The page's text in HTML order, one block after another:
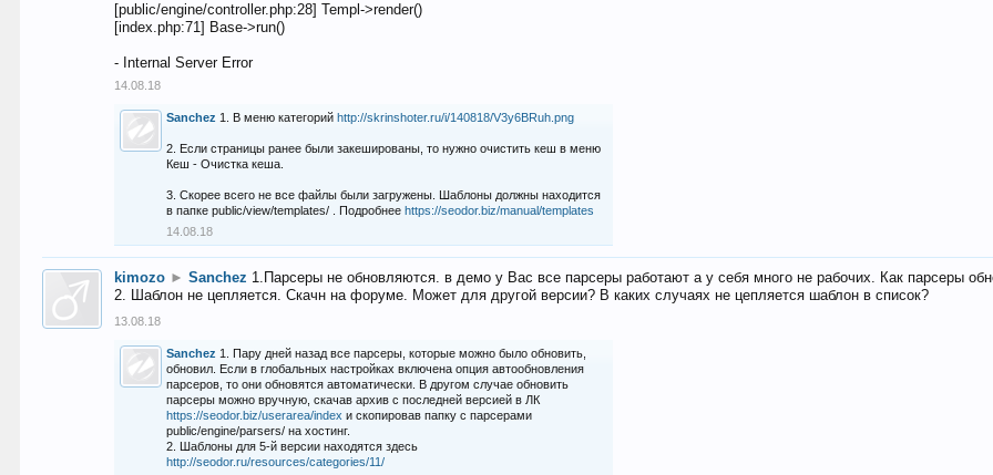
[public/engine/controller.php:28] Templ->render()
[index.php:71] Base->run()
- Internal Server Error
14.08.18
Sanchez 1. В меню категорийhttp://skrinshoter.ru/i/140818/V3y6BRuh.png
2. Если страницы ранее были закешированы, то нужно очистить кеш в меню
Кеш - Очистка кеша.
3. Скорее всего не все файлы были загружены. Шаблоны должны находится
в папке public/view/templates/ . Подробнееhttps://seodor.biz/manual/templates
14.08.18
kimozo ► Sanchez 1.Парсеры не обновляются. в демо у Вас все парсеры работают а у себя много не рабочих. Как парсеры
2. Шаблон не цепляется. Скачн на форуме. Может для другой версии? В каких случаях не цепляется шаблон в список?
13.08.18
Sanchez 1. Пару дней назад все парсеры, которые можно было обновить,
обновил. Если в глобальных настройках включена опция автообновления
парсеров, то они обновятся автоматически. В другом случае обновить
парсеры можно вручную, скачав архив с последней версией в ЛК
https://seodor.biz/userarea/index и скопировав папку с парсерами
public/engine/parsers/ на хостинг.
2. Шаблоны для 5-й версии находятся здесь
http://seodor.ru/resources/categories/11/